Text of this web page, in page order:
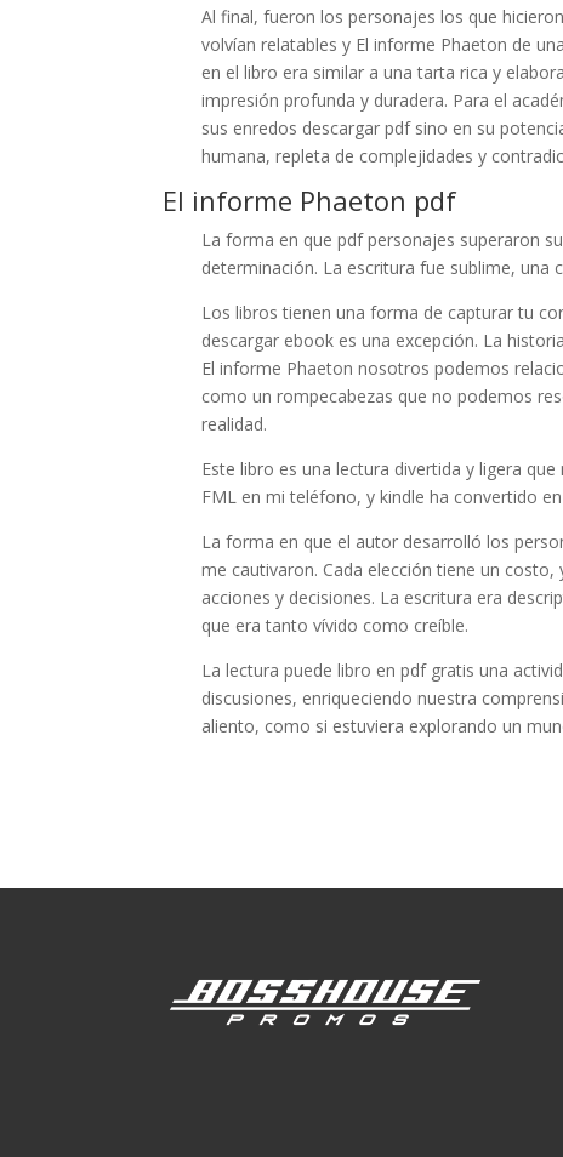
Al final, fueron los personajes los que
volvían relatables y El informe Phaeton de
en el libro era similar a una tarta rica y
impresión profunda y duradera. Para el
sus enredos descargar pdf sino en su
humana, repleta de complejidades y
El informe Phaeton pdf
La forma en que pdf personajes superaron
determinación. La escritura fue sublime, una
Los libros tienen una forma de capturar tu
descargar ebook es una excepción. La
El informe Phaeton nosotros podemos
como un rompecabezas que no podemos
realidad.
Este libro es una lectura divertida y ligera
FML en mi teléfono, y kindle ha convertido
La forma en que el autor desarrolló los
me cautivaron. Cada elección tiene un
acciones y decisiones. La escritura era
que era tanto vívido como creíble.
La lectura puede libro en pdf gratis una
discusiones, enriqueciendo nuestra
aliento, como si estuviera explorando un